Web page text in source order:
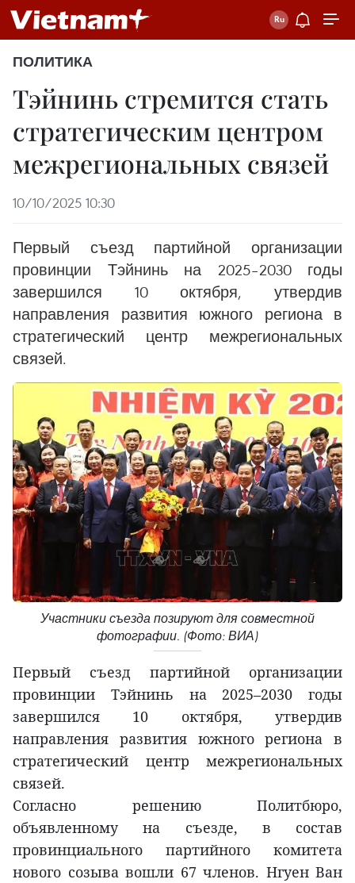
ПОЛИТИКА
Тэйнинь стремится стать
стратегическим центром
межрегиональных связей
10/10/2025 10:30
Первый съезд партийной организации
провинции Тэйнинь на 2025–2030 годы
завершился 10 октября, утвердив
направления развития южного региона в
стратегический центр межрегиональных
связей.
Участники съезда позируют для совместной
фотографии. (Фото: ВИА)
Первый съезд партийной организации
провинции Тэйнинь на 2025–2030 годы
завершился 10 октября, утвердив
направления развития южного региона в
стратегический центр межрегиональных
связей.
Согласно решению Политбюро,
объявленному на съезде, в состав
провинциального партийного комитета
нового созыва вошли 67 членов. Нгуен Ван